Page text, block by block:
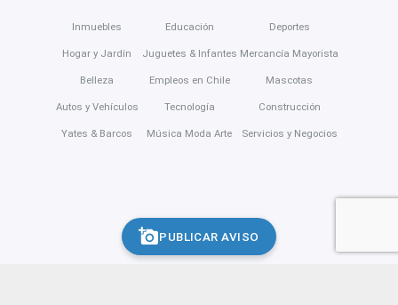
PUBLICAR AVISO
Inmuebles
Hogar y Jardín
Belleza
Autos y Vehículos
Yates & Barcos
Educación
Juguetes & Infantes
Empleos en Chile
Tecnología
Música Moda Arte
Deportes
Mercancía Mayorista
Mascotas
Construcción
Servicios y Negocios